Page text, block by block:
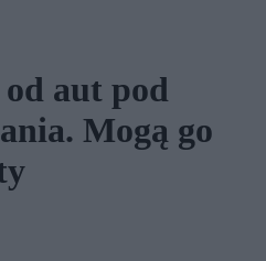
aut pod
Mogą go